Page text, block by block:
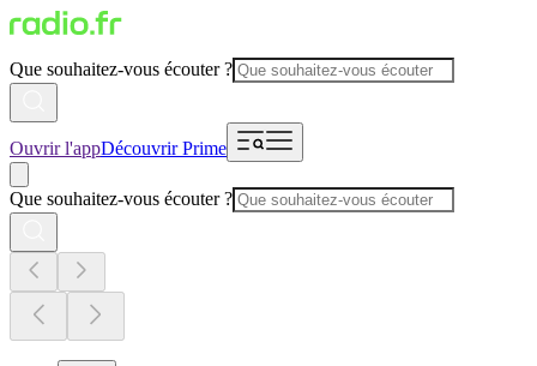
Que souhaitez-vous écouter ?
Ouvrir l'appDécouvrir Prime
Que souhaitez-vous écouter ?